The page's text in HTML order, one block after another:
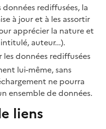
rediffusées, la
à jour et à les assortir
apprécier la nature et
auteur...).
les données rediffusées
lui-même, sans
ne pourra
ensemble de données.
liens